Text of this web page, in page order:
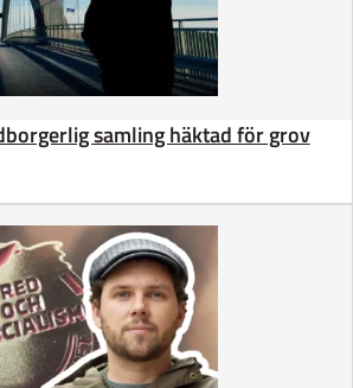
samling häktad för grov